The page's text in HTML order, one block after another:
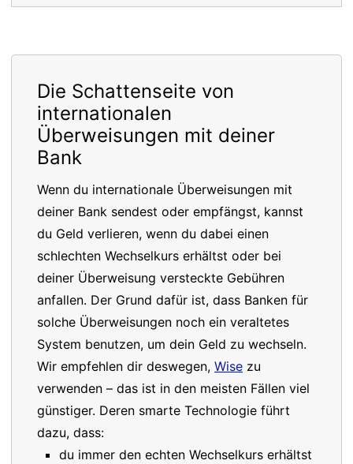
Die Schattenseite von
internationalen
Überweisungen mit deiner
Bank
Wenn du internationale Überweisungen mit
deiner Bank sendest oder empfängst, kannst
du Geld verlieren, wenn du dabei einen
schlechten Wechselkurs erhältst oder bei
deiner Überweisung versteckte Gebühren
anfallen. Der Grund dafür ist, dass Banken für
solche Überweisungen noch ein veraltetes
System benutzen, um dein Geld zu wechseln.
Wir empfehlen dir deswegen, Wise zu
verwenden – das ist in den meisten Fällen viel
günstiger. Deren smarte Technologie führt
dazu, dass:
du immer den echten Wechselkurs erhältst